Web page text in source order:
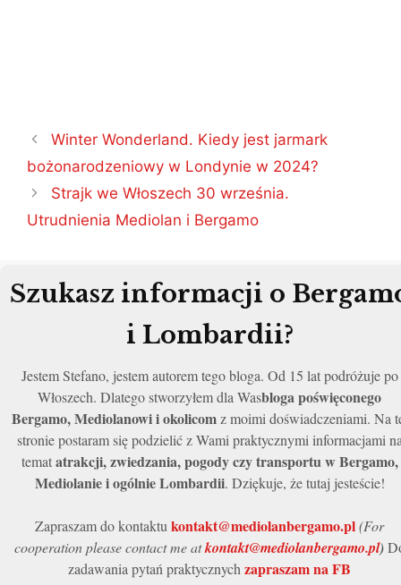
Nawigacja
wpisu
Winter Wonderland. Kiedy jest jarmark
bożonarodzeniowy w Londynie w 2024?
Strajk we Włoszech 30 września.
Utrudnienia Mediolan i Bergamo
Szukasz informacji o
i Lombardii?
Jestem Stefano, jestem autorem tego bloga. Od 15 lat podróżuje po
Włoszech. Dlatego stworzyłem dla Wasbloga poświęconego
Bergamo, Mediolanowi i okolicomz moimi doświadczeniami. Na
stronie postaram się podzielić z Wami praktycznymi informacjami
tematatrakcji, zwiedzania, pogody czy transportu w Bergamo,
Mediolanie i ogólnie Lombardii. Dziękuje, że tutaj jesteście!
Zapraszam do kontaktu kontakt@mediolanbergamo.pl(For
cooperation please contact me atkontakt@mediolanbergamo.pl)
zadawania pytań praktycznych zapraszam na FB